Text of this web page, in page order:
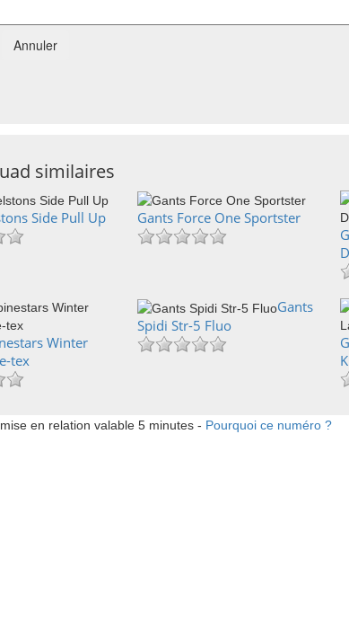
Annuler
similaires
Side Pull Up
Gants Force One Sportster
Winter
tex
Gants
Spidi Str-5 Fluo
en relation valable 5 minutes - Pourquoi ce numéro ?